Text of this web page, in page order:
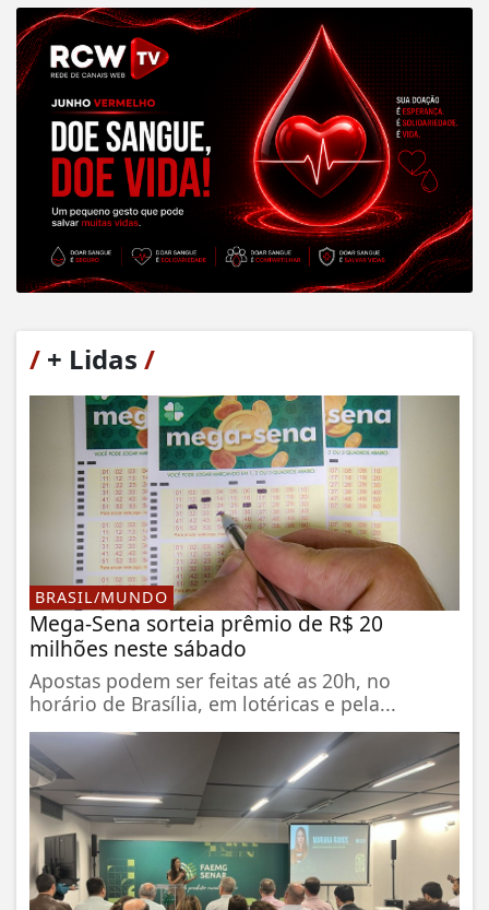
/ + Lidas /
BRASIL/MUNDO
Mega-Sena sorteia prêmio de R$ 20
milhões neste sábado
Apostas podem ser feitas até as 20h, no
horário de Brasília, em lotéricas e pela...